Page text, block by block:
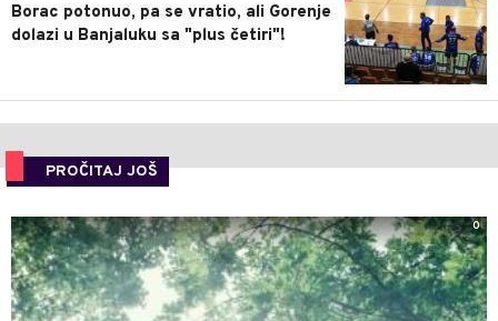
Borac potonuo, pa se vratio, ali Gorenje
dolazi u Banjaluku sa "plus četiri"!
PROČITAJ JOŠ
0